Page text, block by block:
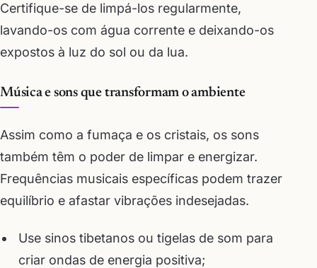
Certifique-se de limpá-los regularmente,
lavando-os com água corrente e deixando-os
expostos à luz do sol ou da lua.
Música e sons que transformam o ambiente
Assim como a fumaça e os cristais, os sons
também têm o poder de limpar e energizar.
Frequências musicais específicas podem trazer
equilíbrio e afastar vibrações indesejadas.
Use sinos tibetanos ou tigelas de som para
criar ondas de energia positiva;